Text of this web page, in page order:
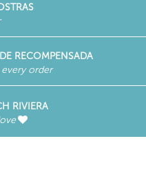
RECOMPENSADA
order
RIVIERA